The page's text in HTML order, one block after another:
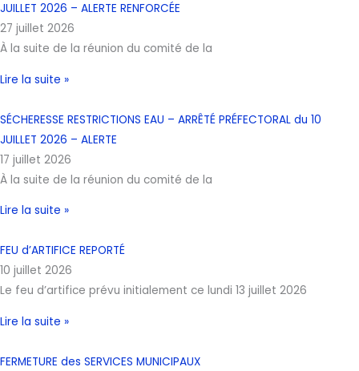
JUILLET 2026 – ALERTE RENFORCÉE
27 juillet 2026
À la suite de la réunion du comité de la
Lire la suite »
SÉCHERESSE RESTRICTIONS EAU – ARRÊTÉ PRÉFECTORAL du 10
JUILLET 2026 – ALERTE
17 juillet 2026
À la suite de la réunion du comité de la
Lire la suite »
FEU d’ARTIFICE REPORTÉ
10 juillet 2026
Le feu d’artifice prévu initialement ce lundi 13 juillet 2026
Lire la suite »
FERMETURE des SERVICES MUNICIPAUX